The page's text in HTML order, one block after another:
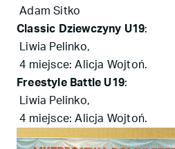
Adam Sitko
Classic Dziewczyny U19:
Liwia Pelinko,
4 miejsce: Alicja Wojtoń.
Freestyle Battle U19:
Liwia Pelinko,
4 miejsce: Alicja Wojtoń.